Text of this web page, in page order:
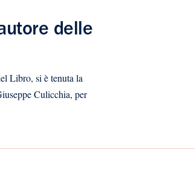
delle
Libro, si è tenuta la
Culicchia, per